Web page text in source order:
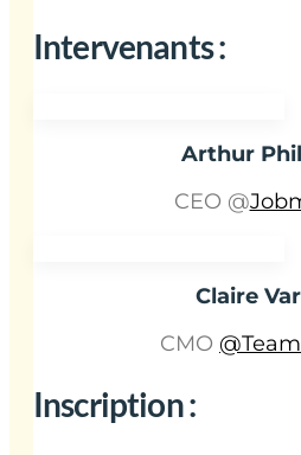
Intervenants :
Arthur
CEO @
Claire
CMO
Inscription :